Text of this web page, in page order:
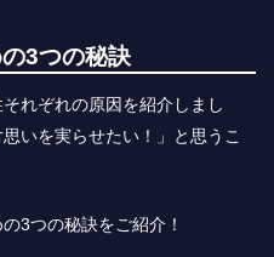
3つの秘訣
れぞれの原因を紹介しまし
いを実らせたい！」と思うこ
3つの秘訣をご紹介！